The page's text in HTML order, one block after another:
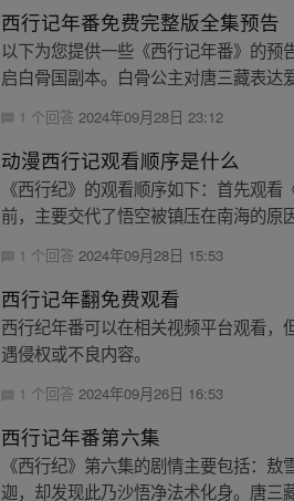
西行记年番免费完整版全集预告
以下为您提供一些《西行记年番》的
启白骨国副本。白骨公主对唐三藏表达
1 个回答 2024年09月28日 23:12
动漫西行记观看顺序是什么
《西行纪》的观看顺序如下：首先观
前，主要交代了悟空被镇压在南海的原
1 个回答 2024年09月28日 15:53
西行记年翻免费观看
西行纪年番可以在相关视频平台观看
遇侵权或不良内容。
1 个回答2024年09月26日 16:53
西行记年番第六集
《西行纪》第六集的剧情主要包括：
迦，却发现此乃沙悟净法术化身。唐三